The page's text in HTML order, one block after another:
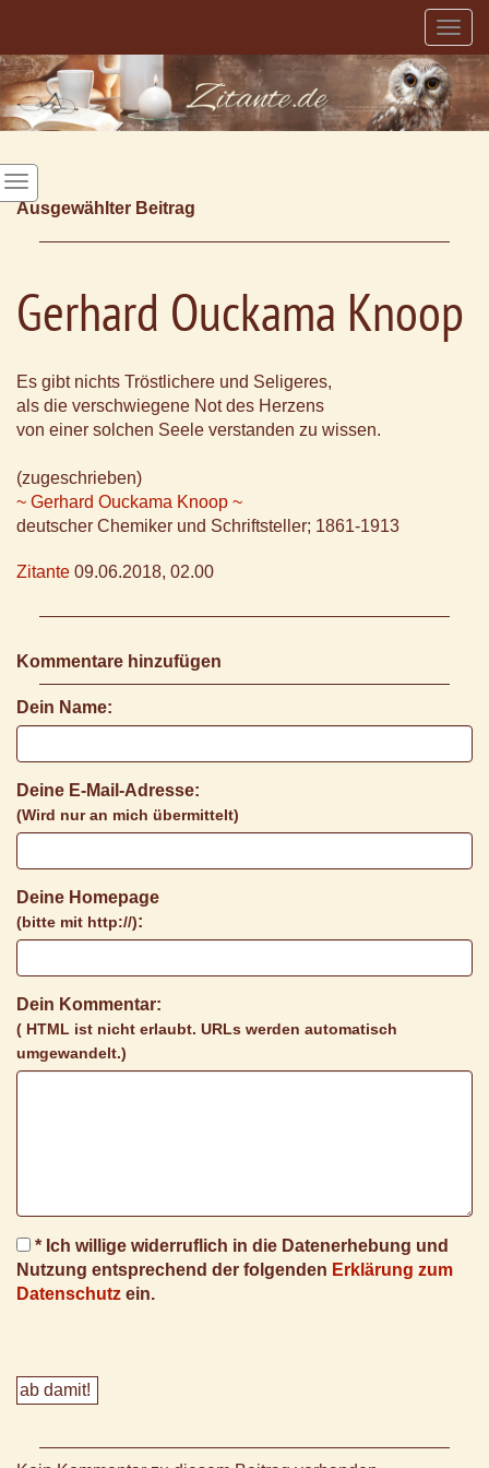
Ausgewählter Beitrag
Gerhard Ouckama Knoop
Es gibt nichts Tröstlichere und Seligeres,
als die verschwiegene Not des Herzens
von einer solchen Seele verstanden zu wissen.
(zugeschrieben)
~ Gerhard Ouckama Knoop ~
deutscher Chemiker und Schriftsteller; 1861-1913
Zitante 09.06.2018, 02.00
Kommentare hinzufügen
Dein Name:
Deine E-Mail-Adresse:
(Wird nur an mich übermittelt)
Deine Homepage
(bitte mit http://):
Dein Kommentar:
( HTML ist nicht erlaubt. URLs werden automatisch
umgewandelt.)
* Ich willige widerruflich in die Datenerhebung und
Nutzung entsprechend der folgenden Erklärung zum
Datenschutz ein.